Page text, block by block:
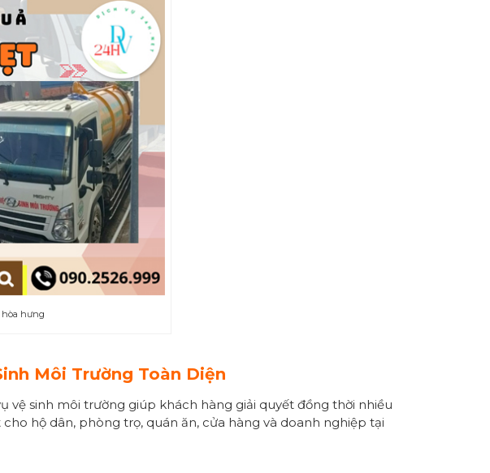
hưng
Môi Trường Toàn Diện
vệ sinh môi trường giúp khách hàng giải quyết đồng thời nhiều
hộ dân, phòng trọ, quán ăn, cửa hàng và doanh nghiệp tại